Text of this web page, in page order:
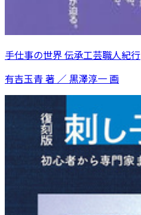
手仕事の世界 伝承工芸職人紀行
有吉玉青 著 ／ 黒澤淳一 画